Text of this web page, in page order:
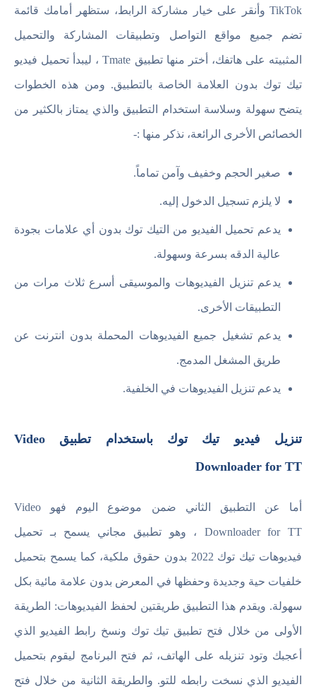
TikTok وأنقر على خيار مشاركة الرابط، ستظهر أمامك قائمة
تضم جميع مواقع التواصل وتطبيقات المشاركة والتحميل
المثبيته على هاتفك، أختر منها تطبيق Tmate ، ليبدأ تحميل فيديو
تيك توك بدون العلامة الخاصة بالتطبيق. ومن هذه الخطوات
يتضح سهولة وسلاسة استخدام التطبيق والذي يمتاز بالكثير من
الخصائص الأخرى الرائعة، نذكر منها :-
صغير الحجم وخفيف وآمن تماماً.
لا يلزم تسجيل الدخول إليه.
يدعم تحميل الفيديو من التيك توك بدون أي علامات بجودة
عالية الدقه بسرعة وسهولة.
يدعم تنزيل الفيديوهات والموسيقى أسرع ثلاث مرات من
التطبيقات الأخرى.
يدعم تشغيل جميع الفيديوهات المحملة بدون انترنت عن
طريق المشغل المدمج.
يدعم تنزيل الفيديوهات في الخلفية.
تنزيل فيديو تيك توك باستخدام تطبيق Video
Downloader for TT
أما عن التطبيق الثاني ضمن موضوع اليوم فهو Video
Downloader for TT ، وهو تطبيق مجاني يسمح بـ تحميل
فيديوهات تيك توك 2022 بدون حقوق ملكية، كما يسمح بتحميل
خلفيات حية وجديدة وحفظها في المعرض بدون علامة مائية بكل
سهولة. ويقدم هذا التطبيق طريقتين لحفظ الفيديوهات: الطريقة
الأولى من خلال فتح تطبيق تيك توك ونسخ رابط الفيديو الذي
أعجبك وتود تنزيله على الهاتف، ثم فتح البرنامج ليقوم بتحميل
الفيديو الذي نسخت رابطه للتو. والطريقة الثانية من خلال فتح